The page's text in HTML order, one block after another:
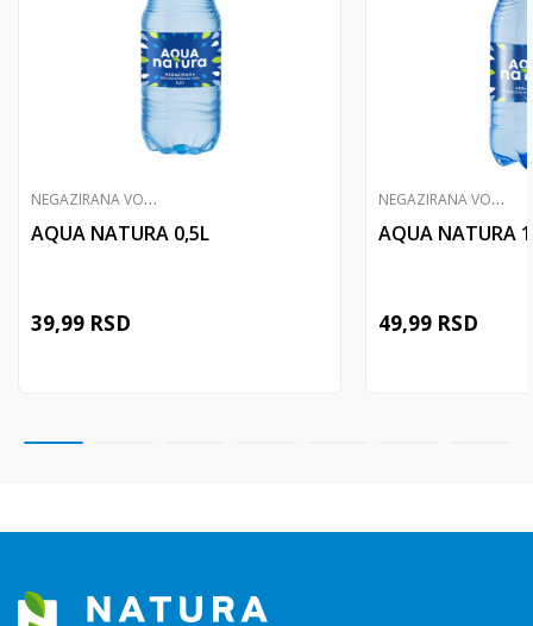
N
EGAZIRANA VODA
AQUA NATURA 0,5L
39,99 RSD
N
EGAZIRANA VODA
AQUA NATURA
49,99 RSD